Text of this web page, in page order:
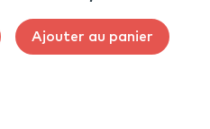
Ajouter au panier